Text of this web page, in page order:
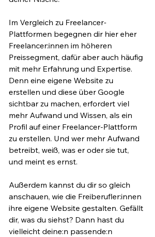
Im Vergleich zu Freelancer-
Plattformen begegnen dir hier eher
Freelancer:innen im höheren
Preissegment, dafür aber auch häufig
mit mehr Erfahrung und Expertise.
Denn eine eigene Website zu
erstellen und diese über Google
sichtbar zu machen, erfordert viel
mehr Aufwand und Wissen, als ein
Profil auf einer Freelancer-Plattform
zu erstellen. Und wer mehr Aufwand
betreibt, weiß, was er oder sie tut,
und meint es ernst.
Außerdem kannst du dir so gleich
anschauen, wie die Freiberufler:innen
ihre eigene Website gestalten. Gefällt
dir, was du siehst? Dann hast du
vielleicht deine:n passende:n